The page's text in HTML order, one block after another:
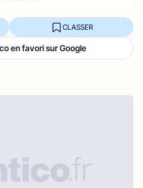
CLASSER
en favori sur Google